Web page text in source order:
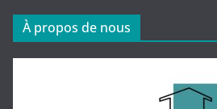
À propos de nous